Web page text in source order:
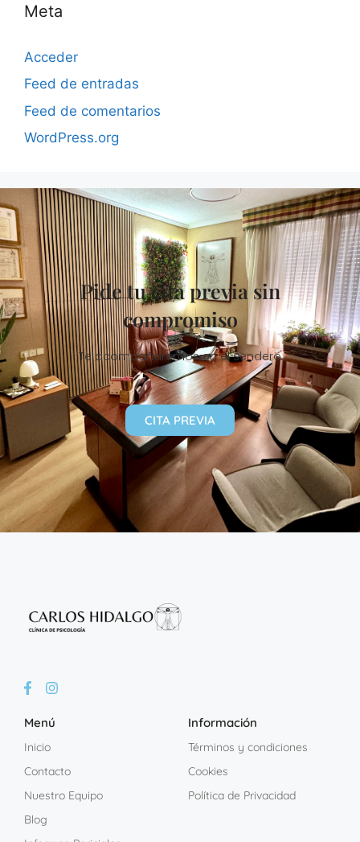
Meta
Acceder
Feed de entradas
Feed de comentarios
WordPress.org
Pide tu cita previa sin
compromiso
Te acompañaremos en el sendero
CITA PREVIA
Menú
Inicio
Contacto
Nuestro Equipo
Blog
Información
Términos y condiciones
Cookies
Política de Privacidad